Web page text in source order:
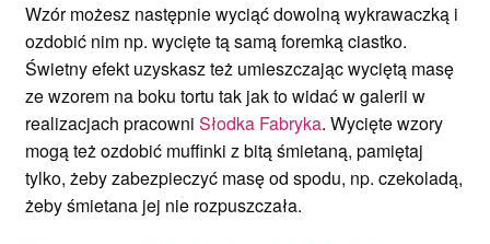
Wzór możesz następnie wyciąć dowolną wykrawaczką i
ozdobić nim np. wycięte tą samą foremką ciastko.
Świetny efekt uzyskasz też umieszczając wyciętą masę
ze wzorem na boku tortu tak jak to widać w galerii w
realizacjach pracowni Słodka Fabryka. Wycięte wzory
mogą też ozdobić muffinki z bitą śmietaną, pamiętaj
tylko, żeby zabezpieczyć masę od spodu, np. czekoladą,
żeby śmietana jej nie rozpuszczała.